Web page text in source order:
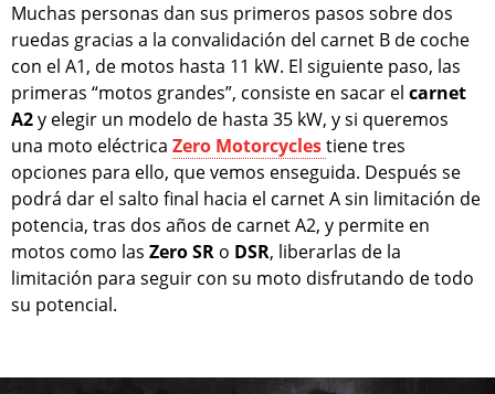
Muchas personas dan sus primeros pasos sobre dos
ruedas gracias a la convalidación del carnet B de coche
con el A1, de motos hasta 11 kW. El siguiente paso, las
primeras “motos grandes”, consiste en sacar el carnet
A2y elegir un modelo de hasta 35 kW, y si queremos
una moto eléctrica Zero Motorcyclestiene tres
opciones para ello, que vemos enseguida. Después se
podrá dar el salto final hacia el carnet A sin limitación de
potencia, tras dos años de carnet A2, y permite en
motos como las Zero SR o DSR, liberarlas de la
limitación para seguir con su moto disfrutando de todo
su potencial.